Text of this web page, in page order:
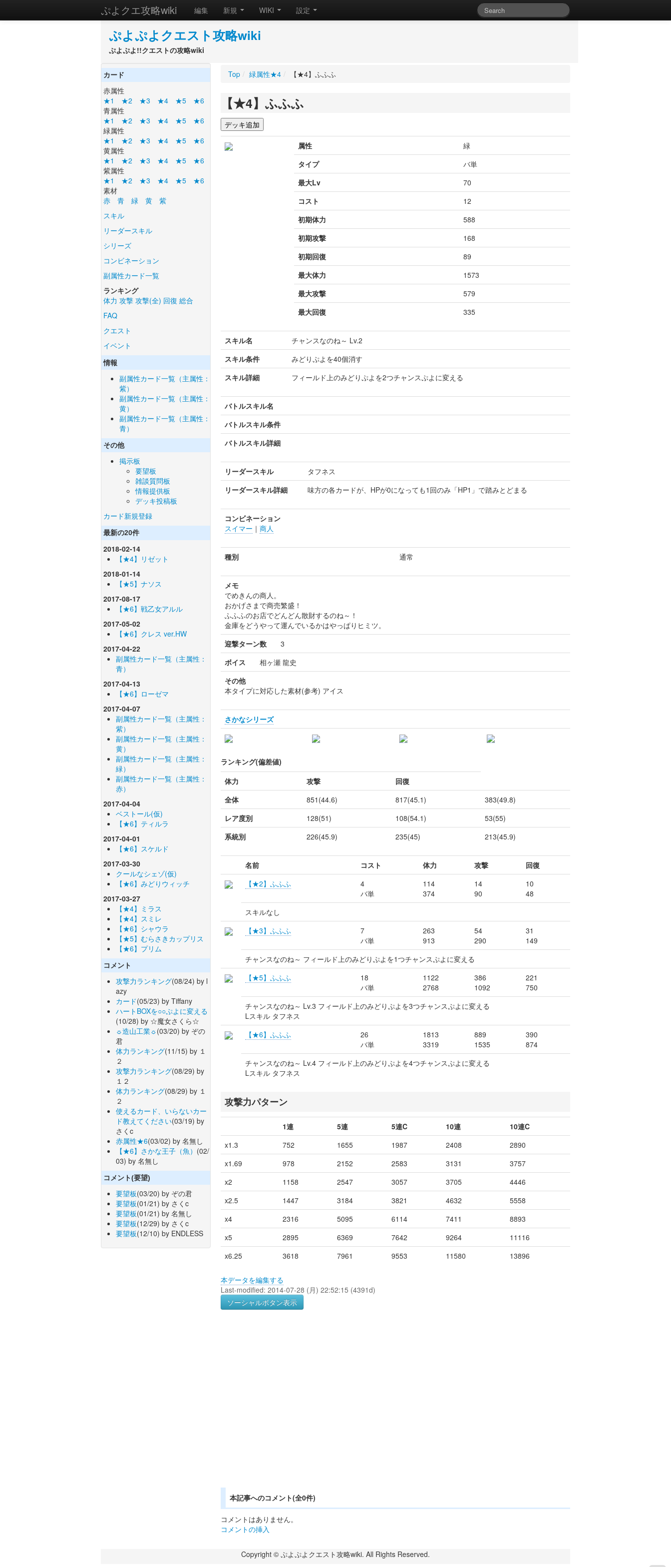
ぷよクエ攻略wiki 編集 新規 WIKI 設定
ぷよぷよクエスト攻略wiki
ぷよぷよ!!クエストの攻略wiki
カード
赤属性
★1
★2 ★3 ★4 ★5
★6
青属性
★1
★2 ★3 ★4 ★5
★6
緑属性
★1
★2 ★3 ★4 ★5
★6
黄属性
★1
★2 ★3 ★4 ★5
★6
紫属性
★1
★2 ★3 ★4 ★5
★6
素材
赤
青 緑 黄
紫
スキル
リーダースキル
シリーズ
コンビネーション
副属性カード一覧
ランキング
体力 攻撃 攻撃(全) 回復 総合
FAQ
クエスト
イベント
情報
副属性カード一覧（主属性：
紫）
副属性カード一覧（主属性：
黄）
副属性カード一覧（主属性：
青）
その他
掲示板
要望板
雑談質問板
情報提供板
デッキ投稿板
カード新規登録
最新の20件
2018-02-14
【★4】リゼット
2018-01-14
【★5】ナソス
2017-08-17
【★6】戦乙女アルル
2017-05-02
【★6】クレス ver.HW
2017-04-22
副属性カード一覧（主属性：
青）
2017-04-13
【★6】ローゼマ
2017-04-07
副属性カード一覧（主属性：
紫）
副属性カード一覧（主属性：
黄）
副属性カード一覧（主属性：
緑）
副属性カード一覧（主属性：
赤）
2017-04-04
ベストール(仮)
【★6】ティルラ
2017-04-01
【★6】スケルド
2017-03-30
クールなシェゾ(仮)
【★6】みどりウィッチ
2017-03-27
【★4】ミラス
【★4】スミレ
【★6】シャウラ
【★5】むらさきカップリス
【★6】プリム
コメント
攻撃力ランキング(08/24) by l
azy
カード(05/23) by Tiffany
ハートBOXを○○ぷよに変える
(10/28) by ☆魔女さくら☆
☼造山工業☼(03/20) by ぞの
君
体力ランキング(11/15) by １
２
攻撃力ランキング(08/29) by
１２
体力ランキング(08/29) by １
２
使えるカード、いらないカー
ド教えてください(03/19) by
さくc
赤属性★6(03/02) by 名無し
【★6】さかな王子（魚） (02/
03) by 名無し
コメント(要望)
要望板(03/20) by ぞの君
要望板(01/21) by さくc
要望板(01/21) by 名無し
要望板(12/29) by さくc
要望板(12/10) by ENDLESS
Top / 緑属性★4 / 【★4】ふふふ
【★4】ふふふ
属性
緑
タイプ
バ単
最大Lv
70
コスト
12
初期体力
588
初期攻撃
168
初期回復
89
最大体力
1573
最大攻撃
579
最大回復
335
スキル名
チャンスなのね～ Lv.2
スキル条件
みどりぷよを40個消す
スキル詳細
フィールド上のみどりぷよを2つチャンスぷよに変える
バトルスキル名
バトルスキル条件
バトルスキル詳細
リーダースキル
タフネス
リーダースキル詳細
味方の各カードが、HPが0になっても1回のみ「HP1」で踏みとどまる
コンビネーション
スイマー ｜ 商人
種別 通常
メモ
でめきんの商人。
おかげさまで商売繁盛！
ふふふのお店でどんどん散財するのね～！
金庫をどうやって運んでいるかはやっぱりヒミツ。
迎撃ターン数 3
ボイス 相ヶ瀬 龍史
その他
本タイプに対応した素材(参考) アイス
さかなシリーズ
ランキング(偏差値)
体力
攻撃
回復
全体
851(44.6) 817(45.1)
383(49.8)
レア度別
128(51) 108(54.1)
53(55)
系統別
226(45.9) 235(45) 213(45.9)
名前 コスト 体力 攻撃
回復
【★2】ふふふ
4
バ単
114
374
14
90
10
48
スキルなし
【★3】ふふふ
7
バ単
263
913
54
290
31
149
チャンスなのね～ フィールド上のみどりぷよを1つチャンスぷよに変える
【★5】ふふふ
18
バ単
1122
2768
386
1092
221
750
チャンスなのね～ Lv.3 フィールド上のみどりぷよを3つチャンスぷよに変える
Lスキル タフネス
【★6】ふふふ
26
バ単
1813
3319
889
1535
390
874
チャンスなのね～ Lv.4 フィールド上のみどりぷよを4つチャンスぷよに変える
Lスキル タフネス
攻撃力パターン
1連 5連 5連C 10連
10連C
x1.3
752 1655 1987 2408
2890
x1.69
978 2152 2583 3131
3757
x2
1158 2547 3057 3705
4446
x2.5
1447 3184 3821 4632
5558
x4
2316 5095 6114 7411
8893
x5
2895 6369 7642 9264
11116
x6.25
3618 7961 9553 11580 13896
本データを編集する
Last-modified: 2014-07-28 (月) 22:52:15 (4391d)
ソーシャルボタン表示
本記事へのコメント(全0件)
コメントはありません。
コメントの挿入
Copyright © ぷよぷよクエスト攻略wiki. All Rights Reserved.